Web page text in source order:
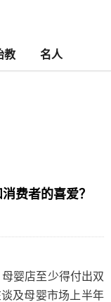
教 名人
费者的喜爱？
婴店至少得付出双
及母婴市场上半年